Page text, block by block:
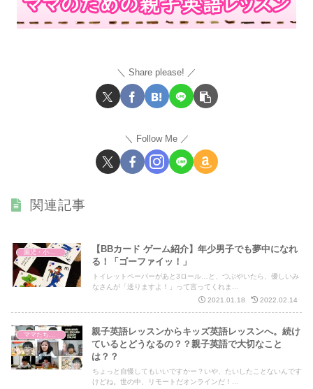
Share please!
Follow Me
関連記事
園児・小学生 キッズ英語
【BBカード ゲーム紹介】年少男子でも夢中になれ
る！「ゴーファイッ！」
トイレットペーパーがあと3ロール…と、つぶやいたら、優しいみ
なさんが「送りますよ！」って言ってくれま...
2021.01.18
2022.02.14
ママたちからのご感想
親子英語レッスンからキッズ英語レッスンへ。続け
ているとどうなるの？？親子英語で大切なこと
は？？
ちょっと自慢してもいいですかー？いや、たいしたことないんです
けどね。世の中、リモートだオンラインだ！...